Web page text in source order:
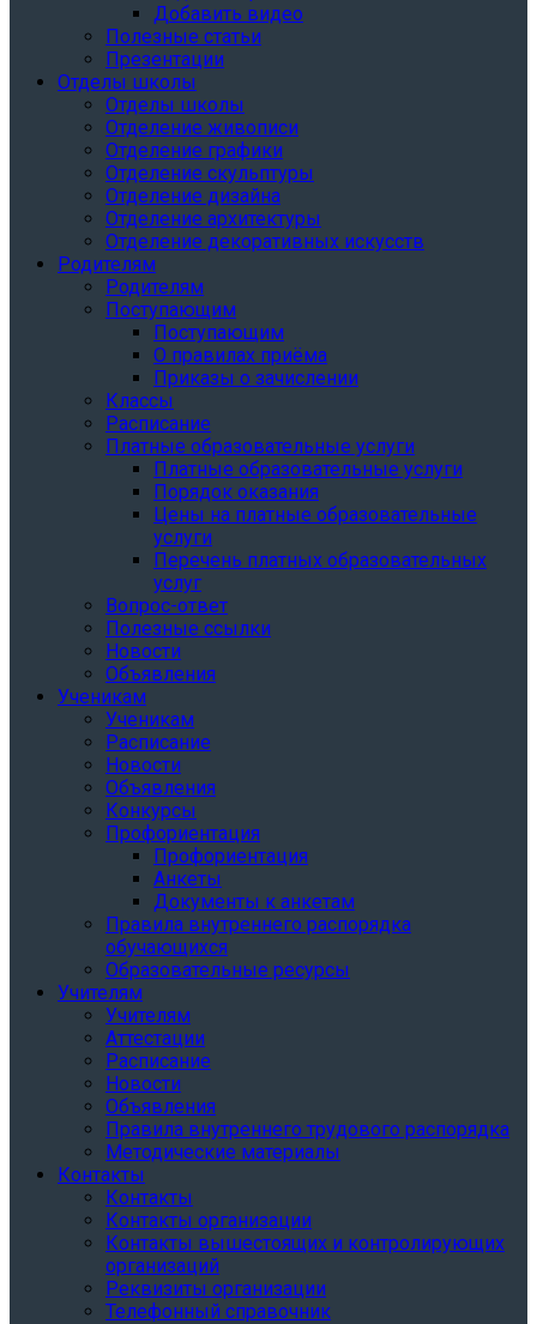
Добавить видео
Полезные статьи
Презентации
Отделы школы
Отделы школы
Отделение живописи
Отделение графики
Отделение скульптуры
Отделение дизайна
Отделение архитектуры
Отделение декоративных искусств
Родителям
Родителям
Поступающим
Поступающим
О правилах приёма
Приказы о зачислении
Классы
Расписание
Платные образовательные услуги
Платные образовательные услуги
Порядок оказания
Цены на платные образовательные
услуги
Перечень платных образовательных
услуг
Вопрос-ответ
Полезные ссылки
Новости
Объявления
Ученикам
Ученикам
Расписание
Новости
Объявления
Конкурсы
Профориентация
Профориентация
Анкеты
Документы к анкетам
Правила внутреннего распорядка
обучающихся
Образовательные ресурсы
Учителям
Учителям
Аттестации
Расписание
Новости
Объявления
Правила внутреннего трудового распорядка
Методические материалы
Контакты
Контакты
Контакты организации
Контакты вышестоящих и контролирующих
организаций
Реквизиты организации
Телефонный справочник